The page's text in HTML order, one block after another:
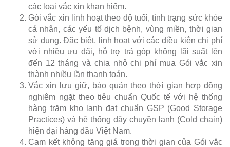
các loại vắc xin khan hiếm.
Gói vắc xin linh hoạt theo độ tuổi, tình trạng sức khỏe
cá nhân, các yếu tố dịch bệnh, vùng miền, thời gian
sử dụng. Đặc biệt, linh hoạt với các điều kiện chi phí
với nhiều ưu đãi, hỗ trợ trả góp không lãi suất lên
đến 12 tháng và chia nhỏ chi phí mua Gói vắc xin
thành nhiều lần thanh toán.
Vắc xin lưu giữ, bảo quản theo thời gian hợp đồng
nghiêm ngặt theo tiêu chuẩn Quốc tế với hệ thống
hàng trăm kho lạnh đạt chuẩn GSP (Good Storage
Practices) và hệ thống dây chuyền lạnh (Cold chain)
hiện đại hàng đầu Việt Nam.
Cam kết không tăng giá trong thời gian của Gói vắc